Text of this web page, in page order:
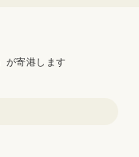
が寄港します